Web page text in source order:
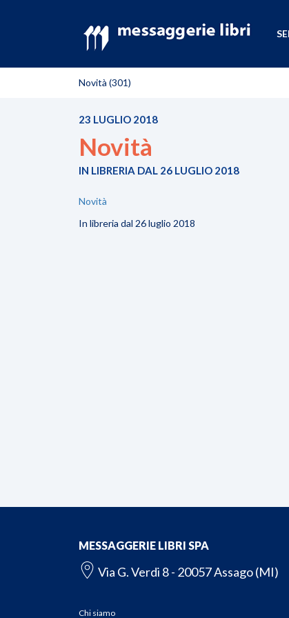
Novità (301)
23 LUGLIO 2018
Novità
IN LIBRERIA DAL 26 LUGLIO 2018
Novità
In libreria dal 26 luglio 2018
MESSAGGERIE LIBRI SPA
Via G. Verdi 8 - 20057 Assago (MI)
Chi siamo